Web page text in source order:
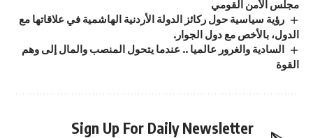
مجلس الأمن القومي
رؤية سياسية حول ركائز الدولة الأردنية الهاشمية في علاقاتها مع
الدول، بالأخص مع دول الجوار.
السادية والغرور عالميا .. عندما يتحول المنصب والمال إلى وهم
القوة
Sign Up For Daily Newsletter